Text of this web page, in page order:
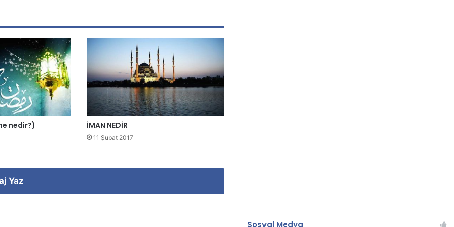
nedir?) İMAN NEDİR
11 Şubat 2017
Yaz